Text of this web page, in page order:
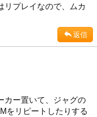
リプレイなので、ムカ
返信
カー置いて、ジャグの
をリピートしたりする